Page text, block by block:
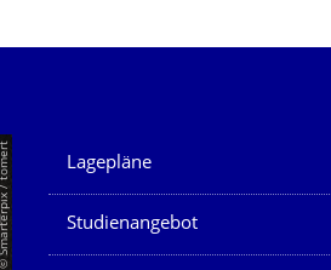
© Smarterpix / tomert Unsere Dienste
Lagepläne
Studienangebot